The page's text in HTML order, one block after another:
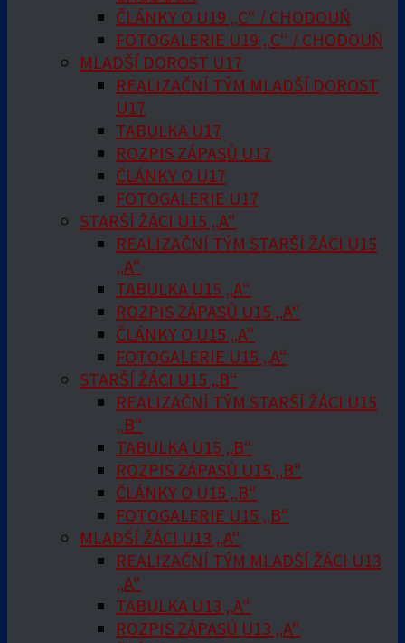
ČLÁNKY O U19 „C“ / CHODOUŇ
FOTOGALERIE U19 „C“ / CHODOUŇ
MLADŠÍ DOROST U17
REALIZAČNÍ TÝM MLADŠÍ DOROST
U17
TABULKA U17
ROZPIS ZÁPASŮ U17
ČLÁNKY O U17
FOTOGALERIE U17
STARŠÍ ŽÁCI U15 „A“
REALIZAČNÍ TÝM STARŠÍ ŽÁCI U15
„A“
TABULKA U15 „A“
ROZPIS ZÁPASŮ U15 „A“
ČLÁNKY O U15 „A“
FOTOGALERIE U15 „A“
STARŠÍ ŽÁCI U15 „B“
REALIZAČNÍ TÝM STARŠÍ ŽÁCI U15
„B“
TABULKA U15 „B“
ROZPIS ZÁPASŮ U15 „B“
ČLÁNKY O U15 „B“
FOTOGALERIE U15 „B“
MLADŠÍ ŽÁCI U13 „A“
REALIZAČNÍ TÝM MLADŠÍ ŽÁCI U13
„A“
TABULKA U13 „A“
ROZPIS ZÁPASŮ U13 „A“